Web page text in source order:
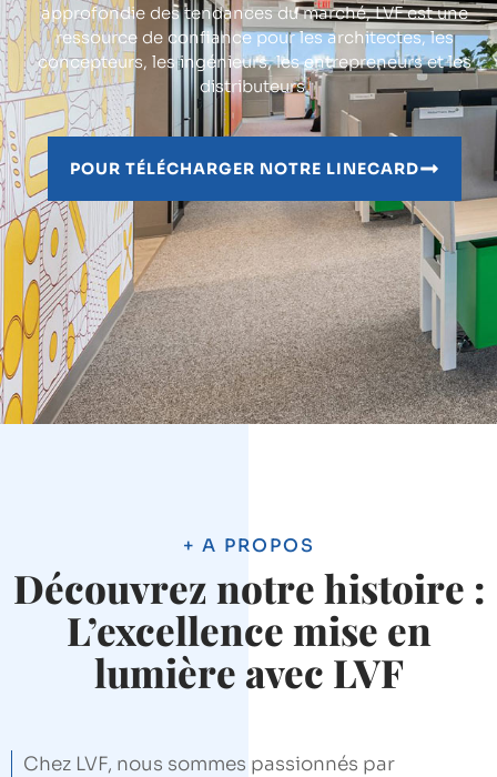
approfondie des tendances du marché, LVF est une
ressource de confiance pour les architectes, les
concepteurs, les ingénieurs, les entrepreneurs et les
distributeurs.
POUR TÉLÉCHARGER NOTRE LINECARD
+ A PROPOS
Découvrez notre histoire :
L’excellence mise en
lumière avec LVF
Chez LVF, nous sommes passionnés par